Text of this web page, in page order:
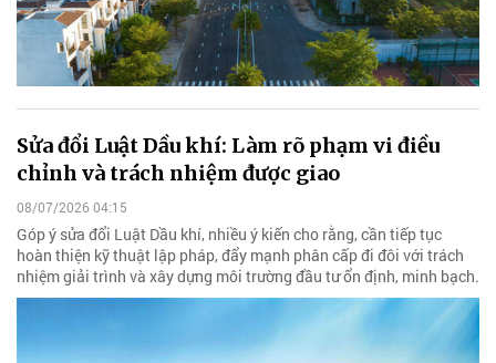
Sửa đổi Luật Dầu khí: Làm rõ phạm vi điều
chỉnh và trách nhiệm được giao
08/07/2026 04:15
Góp ý sửa đổi Luật Dầu khí, nhiều ý kiến cho rằng, cần tiếp tục
hoàn thiện kỹ thuật lập pháp, đẩy mạnh phân cấp đi đôi với trách
nhiệm giải trình và xây dựng môi trường đầu tư ổn định, minh bạch.